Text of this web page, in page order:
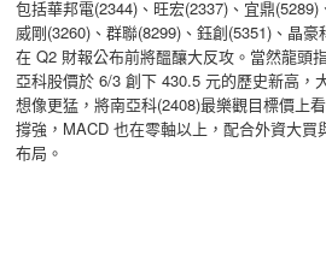
包括華邦電(2344)、旺宏(2337)、宜鼎(5289)
威剛(3260)、群聯(8299)、鈺創(5351)、晶
在 Q2 財報公布前將醞釀大反攻。當然龍頭
亞科股價於 6/3 創下 430.5 元的歷史新高，
想像更猛，將南亞科(2408)最樂觀目標價上
撐強，MACD 也在零軸以上，配合外資大
布局。